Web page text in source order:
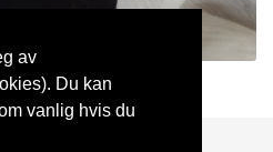
av
Du kan
vanlig hvis du